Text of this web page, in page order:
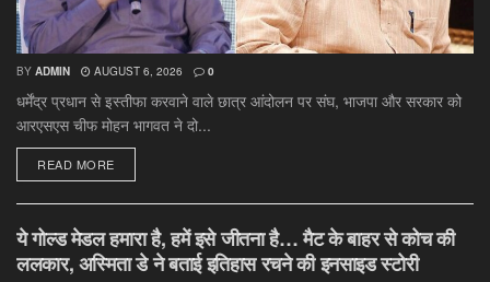
BY ADMIN AUGUST 6, 2026 0
धर्मेंद्र प्रधान से इस्तीफा करवाने वाले छात्र आंदोलन पर संघ, भाजपा और सरकार को
आरएसएस चीफ मोहन भागवत ने दो...
READ MOREDETAILS
ये गोल्ड मेडल हमारा है, हमें इसे जीतना है… मैट के बाहर से कोच की
ललकार, अस्मिता डे ने बताई इतिहास रचने की इनसाइड स्टोरी